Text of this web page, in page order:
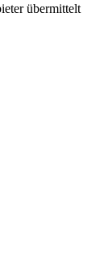
übermittelt